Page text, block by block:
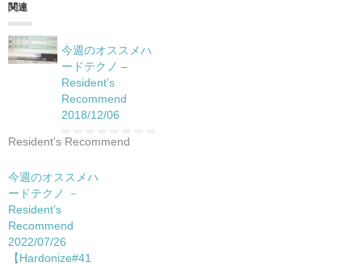
関連
今週のオススメハ
ードテクノ –
Resident’s
Recommend
2018/12/06
Resident's Recommend
今週のオススメハ
ードテクノ －
Resident’s
Recommend
2022/07/26
【Hardonize#41